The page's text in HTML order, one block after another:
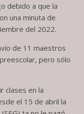
debido a que la
una minuta de
del 2022.
de 11 maestros
pero sólo
clases en la
el 15 de abril la